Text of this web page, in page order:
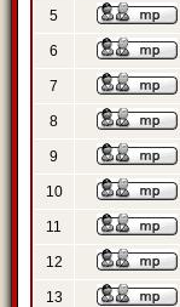
5
6
7
8
9
10
11
12
13